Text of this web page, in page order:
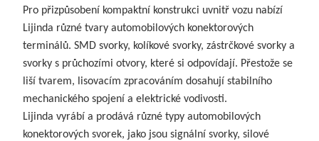
Pro přizpůsobení kompaktní konstrukci uvnitř vozu nabízí
Lijinda různé tvary automobilových konektorových
terminálů. SMD svorky, kolíkové svorky, zástrčkové svorky a
svorky s průchozími otvory, které si odpovídají. Přestože se
liší tvarem, lisovacím zpracováním dosahují stabilního
mechanického spojení a elektrické vodivosti.
Lijinda vyrábí a prodává různé typy automobilových
konektorových svorek, jako jsou signální svorky, silové